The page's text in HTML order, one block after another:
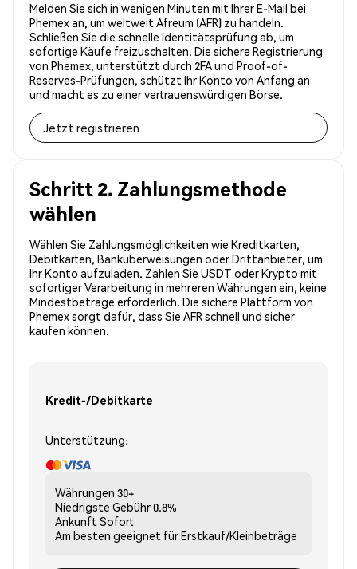
Melden Sie sich in wenigen Minuten mit Ihrer E-Mail bei
Phemex an, um weltweit Afreum (AFR) zu handeln.
Schließen Sie die schnelle Identitätsprüfung ab, um
sofortige Käufe freizuschalten. Die sichere Registrierung
von Phemex, unterstützt durch 2FA und Proof-of-
Reserves-Prüfungen, schützt Ihr Konto von Anfang an
und macht es zu einer vertrauenswürdigen Börse.
Jetzt registrieren
Schritt 2. Zahlungsmethode
wählen
Wählen Sie Zahlungsmöglichkeiten wie Kreditkarten,
Debitkarten, Banküberweisungen oder Drittanbieter, um
Ihr Konto aufzuladen. Zahlen Sie USDT oder Krypto mit
sofortiger Verarbeitung in mehreren Währungen ein, keine
Mindestbeträge erforderlich. Die sichere Plattform von
Phemex sorgt dafür, dass Sie AFR schnell und sicher
kaufen können.
Kredit-/Debitkarte
Unterstützung:
Währungen 30+
Niedrigste Gebühr0.8%
Ankunft Sofort
Am besten geeignet fürErstkauf/Kleinbeträge